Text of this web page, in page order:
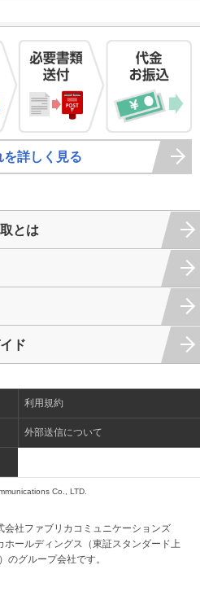
を詳しく見る
とは
ド
利用規約
外部送信について
Co., LTD.
会社ファブリカコミュニケーションズ
ホールディングス（東証スタンダード上
のグループ会社です。